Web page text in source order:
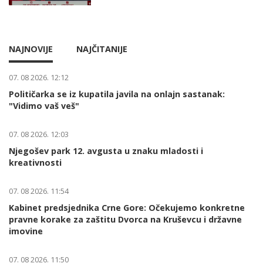
NAJNOVIJE NAJČITANIJE
07. 08 2026. 12:12
Političarka se iz kupatila javila na onlajn sastanak:
"Vidimo vaš veš"
07. 08 2026. 12:03
Njegošev park 12. avgusta u znaku mladosti i
kreativnosti
07. 08 2026. 11:54
Kabinet predsjednika Crne Gore: Očekujemo konkretne
pravne korake za zaštitu Dvorca na Kruševcu i državne
imovine
07. 08 2026. 11:50